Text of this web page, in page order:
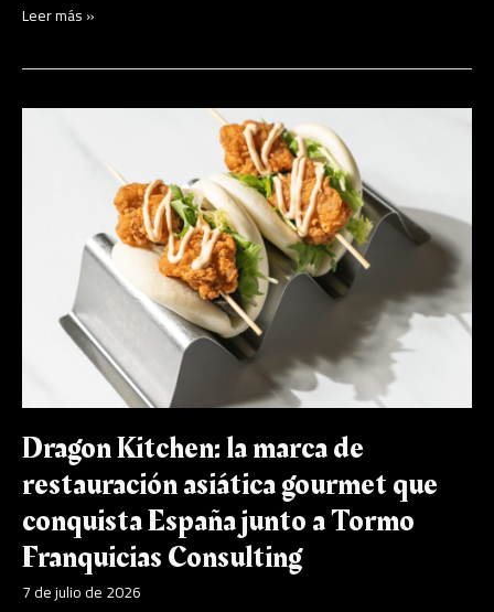
Leer más »
Dragon Kitchen: la marca de
restauración asiática gourmet que
conquista España junto a Tormo
Franquicias Consulting
7 de julio de 2026
Dragon
restauración
conquista
España
Tormo
Consulting